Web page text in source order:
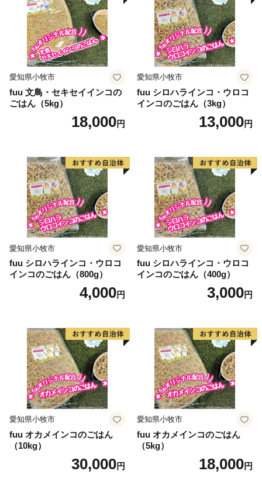
メール furusato@town-echizen.com
※寄附金受領証明書およびワンストップ特例申請は返礼
品とは別に郵送をしております。
愛知県小牧市
fuu 文鳥・セキセイインコの
ごはん（5kg）
18,000円
愛知県小牧市
fuu シロハラインコ・ウロコ
インコのごはん（3kg）
13,000円
愛知県小牧市
fuu シロハラインコ・ウロコ
インコのごはん（800g）
4,000円
愛知県小牧市
fuu シロハラインコ・ウロコ
インコのごはん（400g）
3,000円
愛知県小牧市
fuu オカメインコのごはん
（10kg）
30,000円
愛知県小牧市
fuu オカメインコのごはん
（5kg）
18,000円